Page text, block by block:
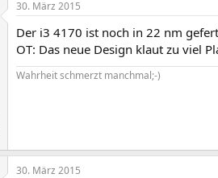
30. März 2015
Der i3 4170 ist noch in 22 nm
OT: Das neue Design klaut zu viel
Wahrheit schmerzt manchmal;-)
30. März 2015